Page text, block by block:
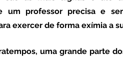
um professor precisa e
exercer de forma exímia a